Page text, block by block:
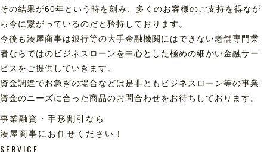
その結果が60年という時を刻み、多くのお客様のご支持を得なが
ら今に繋がっているのだと矜持しております。
今後も湊屋商事は銀行等の大手金融機関にはできない老舗専門業
者ならではのビジネスローンを中心とした極めの細かい金融サー
ビスをご提供していきます。
資金調達でお急ぎの場合などは是非ともビジネスローン等の事業
資金のニーズに合った商品のお問合わせをお待ちしております。
事業融資・手形割引なら
湊屋商事にお任せください！
SERVICE